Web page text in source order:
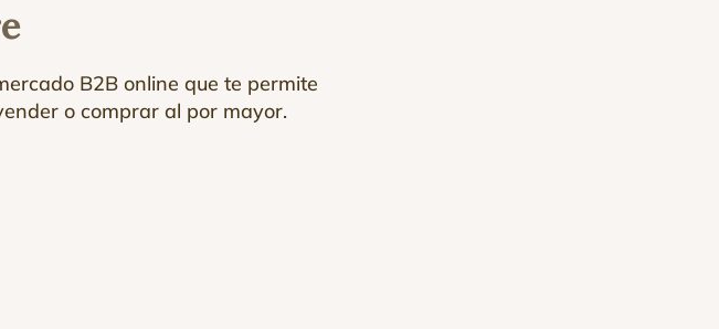
B2B online que te permite
o comprar al por mayor.